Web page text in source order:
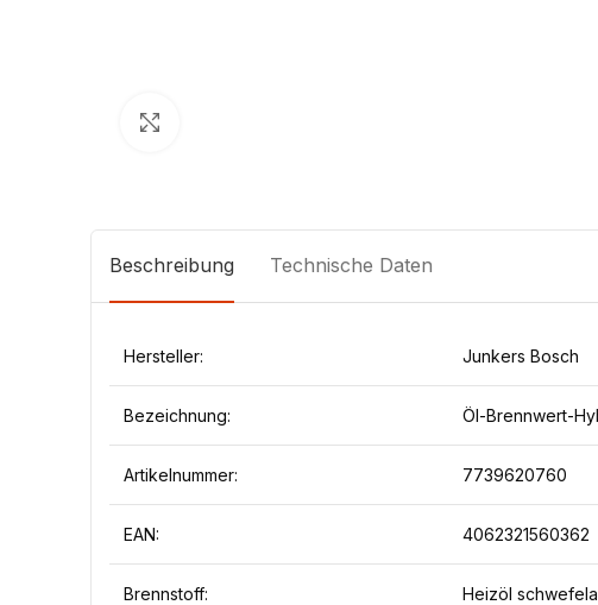
Beschreibung Technische Daten
Hersteller: Junkers Bosch
Bezeichnung: Öl-Brennwert-
Artikelnummer: 7739620760
EAN: 4062321560362
Brennstoff: Heizöl